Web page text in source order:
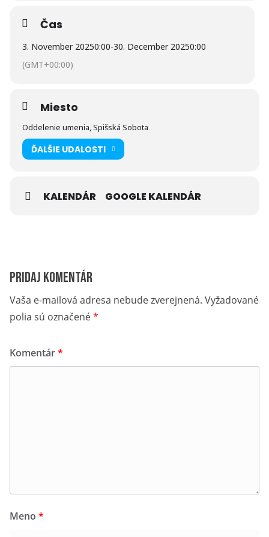
Čas
3. November 20250:00-30. December 20250:00
(GMT+00:00)
Miesto
Oddelenie umenia, Spišská Sobota
ĎALŠIE UDALOSTI
KALENDÁR GOOGLE KALENDÁR
Pridaj komentár
Vaša e-mailová adresa nebude zverejnená. Vyžadované
polia sú označené*
Komentár*
Meno *